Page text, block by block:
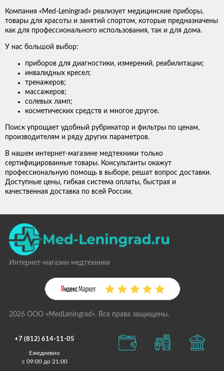
Компания «Med-Leningrad» реализует медицинские приборы,
товары для красоты и занятий спортом, которые предназначены
как для профессионального использования, так и для дома.
У нас большой выбор:
приборов для диагностики, измерений, реабилитации;
инвалидных кресел;
тренажеров;
массажеров;
солевых ламп;
косметических средств и многое другое.
Поиск упрощает удобный рубрикатор и фильтры по ценам,
производителям и ряду других параметров.
В нашем интернет-магазине медтехники только
сертифицированные товары. Консультанты окажут
профессиональную помощь в выборе, решат вопрос доставки.
Доступные цены, гибкая система оплаты, быстрая и
качественная доставка по всей России.
Интернет-магазин медтехники
2026 ООО «MedLeningrad». Все права защищены.
+7 (812) 614-11-05
Ежедневно
с 09:00 до 21:00